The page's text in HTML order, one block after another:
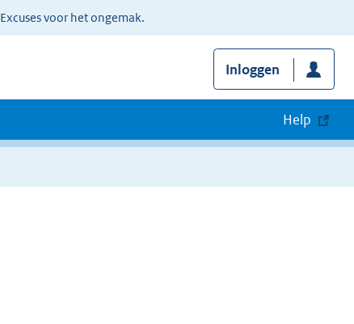
voor het ongemak.
Inloggen
Help